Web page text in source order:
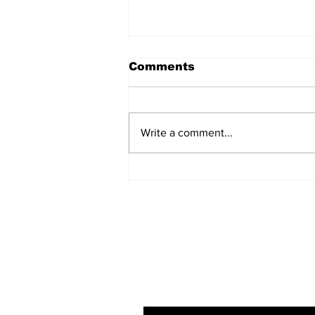
Comments
Write a comment...